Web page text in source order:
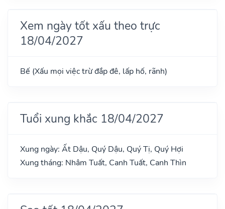
Xem ngày tốt xấu theo trực
18/04/2027
Bế (Xấu mọi việc trừ đắp đê, lấp hố, rãnh)
Tuổi xung khắc 18/04/2027
Xung ngày: Ất Dậu, Quý Dậu, Quý Tị, Quý Hợi
Xung tháng: Nhâm Tuất, Canh Tuất, Canh Thìn